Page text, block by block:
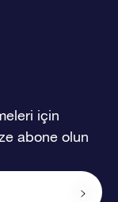
için
abone olun